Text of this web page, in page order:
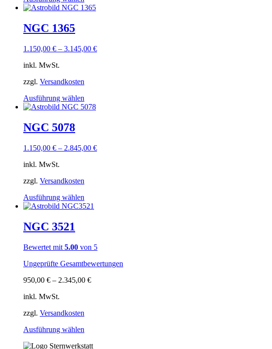
Produkt
Die
der
gewählt
werden
NGC 1365
1.150,00 € – 3.145,00 €
inkl. MwSt.
zzgl. Versandkosten
Ausführung wählen
Produkt
Die
der
gewählt
werden
NGC 5078
1.150,00 € – 2.845,00 €
inkl. MwSt.
zzgl. Versandkosten
Ausführung wählen
Produkt
Die
können
der
NGC 3521
Bewertet mit 5.00 von 5
Ungeprüfte Gesamtbewertungen
950,00 € – 2.345,00 €
inkl. MwSt.
zzgl. Versandkosten
Ausführung wählen
weist